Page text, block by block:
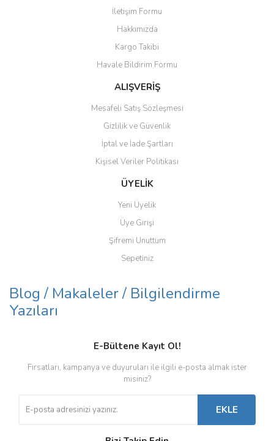
İletişim Formu
Hakkımızda
Kargo Takibi
Havale Bildirim Formu
ALIŞVERİŞ
Mesafeli Satış Sözleşmesi
Gizlilik ve Güvenlik
İptal ve İade Şartları
Kişisel Veriler Politikası
ÜYELİK
Yeni Üyelik
Üye Girişi
Şifremi Unuttum
Sepetiniz
Blog / Makaleler / Bilgilendirme
Yazıları
E-Bültene Kayıt Ol!
Fırsatları, kampanya ve duyuruları ile ilgili e-posta almak ister
misiniz?
EKLE